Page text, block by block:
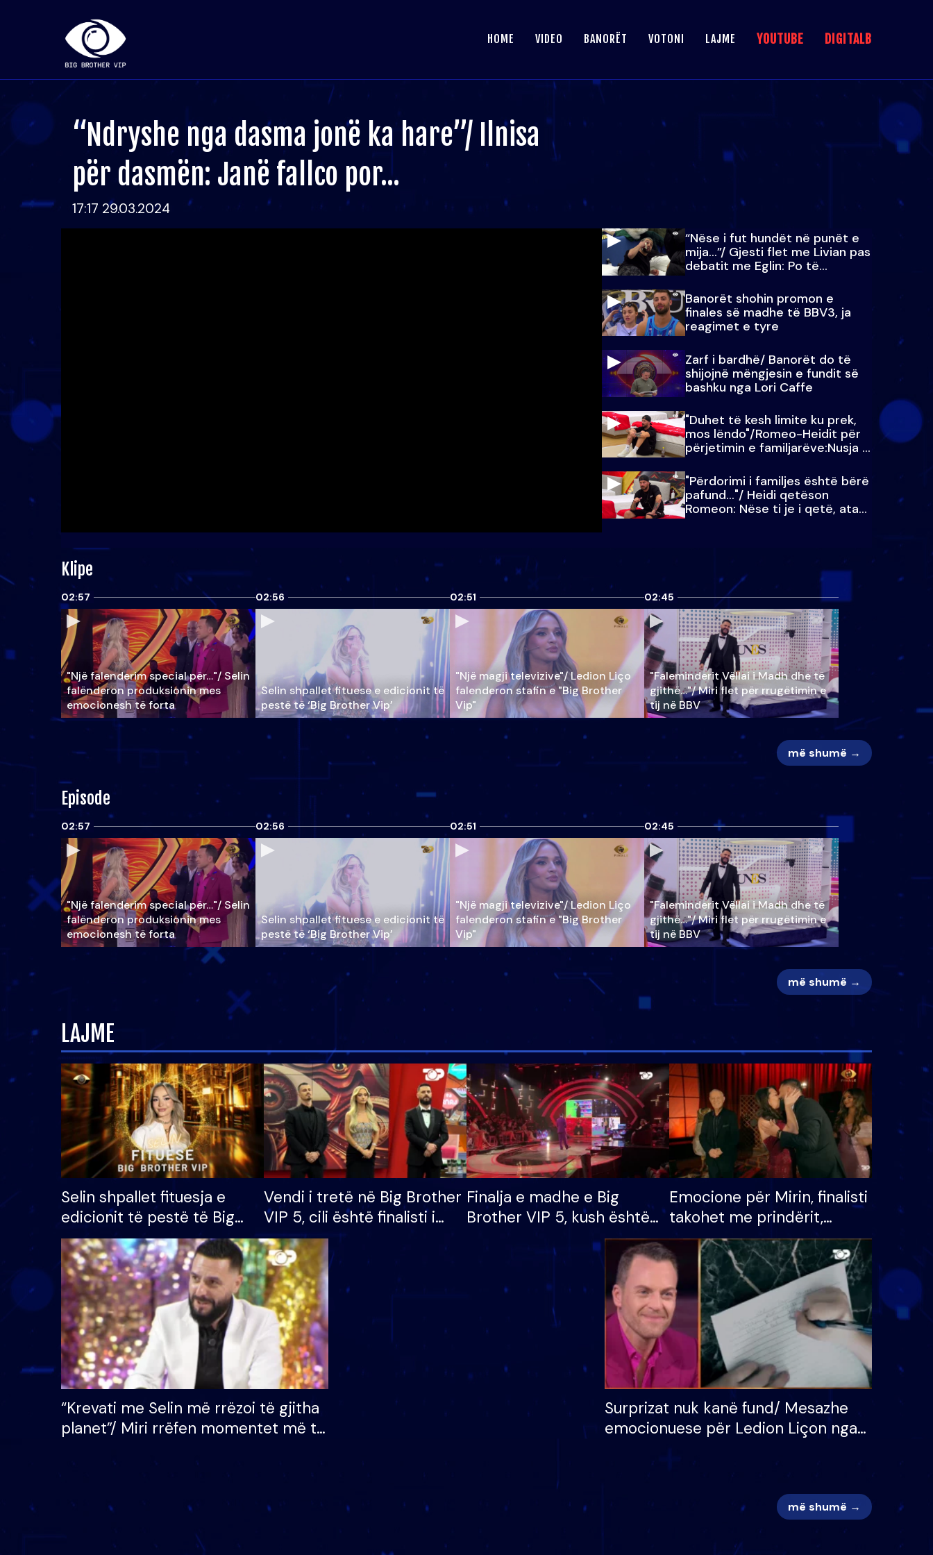
HOME VIDEO BANORËT VOTONI LAJME YOUTUBE DIGITALB
“Ndryshe nga dasma jonë ka hare”/ Ilnisa
për dasmën: Janë fallco por...
17:17 29.03.2024
“Nëse i fut hundët në punët e
mija…”/ Gjesti flet me Livian pas
debatit me Eglin: Po të
paralajmëroj
Banorët shohin promon e
finales së madhe të BBV3, ja
reagimet e tyre
Zarf i bardhë/ Banorët do të
shijojnë mëngjesin e fundit së
bashku nga Lori Caffe
"Duhet të kesh limite ku prek,
mos lëndo"/Romeo-Heidit për
përjetimin e familjarëve:Nusja e
Julit…
"Përdorimi i familjes është bërë
pafund…"/ Heidi qetëson
Romeon: Nëse ti je i qetë, ata
qetësohen
Klipe
02:57
"Një falenderim special për…"/ Selin
falënderon produksionin mes
emocionesh të forta
02:56
Selin shpallet fituese e edicionit të
pestë të ‘Big Brother Vip’
02:51
"Një magji televizive"/ Ledion Liço
falenderon stafin e "Big Brother
Vip"
02:45
"Faleminderit Vëllai i Madh dhe të
gjithë…"/ Miri flet për rrugëtimin e
tij në BBV
më shumë →
Episode
02:57
"Një falenderim special për…"/ Selin
falënderon produksionin mes
emocionesh të forta
02:56
Selin shpallet fituese e edicionit të
pestë të ‘Big Brother Vip’
02:51
"Një magji televizive"/ Ledion Liço
falenderon stafin e "Big Brother
Vip"
02:45
"Faleminderit Vëllai i Madh dhe të
gjithë…"/ Miri flet për rrugëtimin e
tij në BBV
më shumë →
LAJME
Selin shpallet fituesja e
edicionit të pestë të Big
Brother VIP, rrëmben
çmimin e madh prej 100
mijë eurosh
Vendi i tretë në Big Brother
VIP 5, cili është finalisti i
radhës që lë shtëpinë
Finalja e madhe e Big
Brother VIP 5, kush është
banori i parë që lë shtëpinë
dhe humb mundësinë për
të fituar çmimin e madh
Emocione për Mirin, finalisti
takohet me prindërit,
vajzën dhe bashkëshorten:
S’kemi ndonjë letër divorci
apo jo?
“Krevati me Selin më rrëzoi të gjitha
planet”/ Miri rrëfen momentet më të
mungojë zilja e mëngjesit kur…
Surprizat nuk kanë fund/ Mesazhe
emocionuese për Ledion Liçon nga
më shumë →